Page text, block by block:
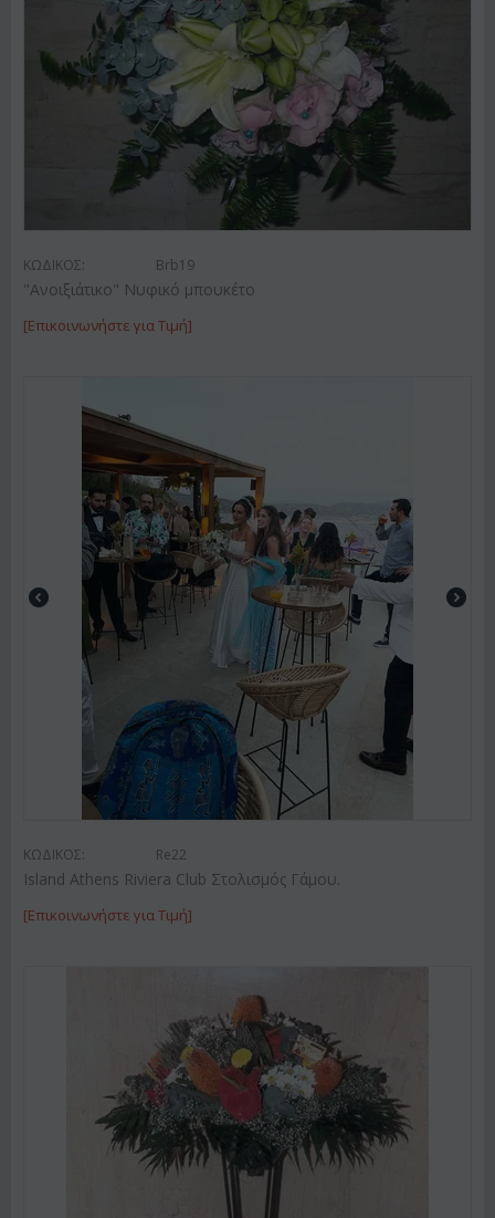
ΚΩΔΙΚΟΣ: Brb19
"Ανοιξιάτικο" Νυφικό μπουκέτο
[Επικοινωνήστε για Τιμή]
ΚΩΔΙΚΟΣ: Re22
Island Athens Riviera Club Στολισμός Γάμου.
[Επικοινωνήστε για Τιμή]